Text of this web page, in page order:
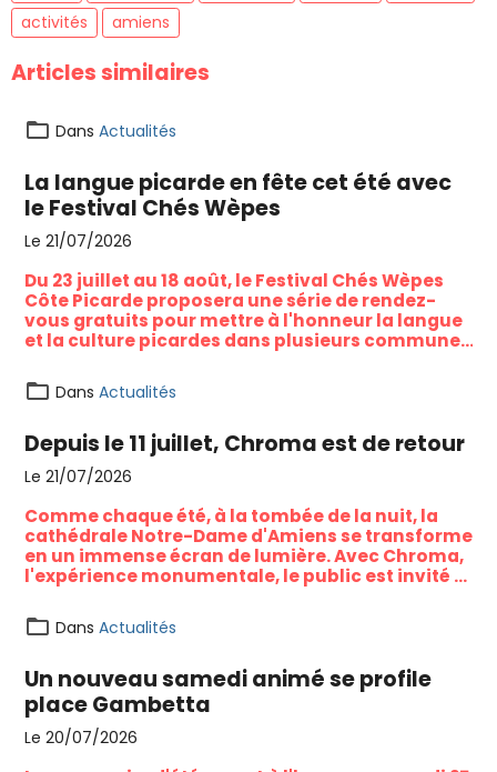
activités
amiens
Articles similaires
Dans Actualités
La langue picarde en fête cet été avec
le Festival Chés Wèpes
Le 21/07/2026
Du 23 juillet au 18 août, le Festival Chés Wèpes
Côte Picarde proposera une série de rendez-
vous gratuits pour mettre à l'honneur la langue
et la culture picardes dans plusieurs communes
Dans Actualités
Depuis le 11 juillet, Chroma est de retour
Le 21/07/2026
Comme chaque été, à la tombée de la nuit, la
cathédrale Notre-Dame d'Amiens se transforme
en un immense écran de lumière. Avec Chroma,
l'expérience monumentale, le public est invité à
patrimoine amiénois à travers un spectacle
gratuit mêlant histoire, couleurs et projections
Dans Actualités
Un nouveau samedi animé se profile
place Gambetta
Le 20/07/2026